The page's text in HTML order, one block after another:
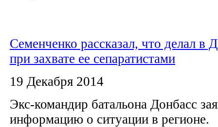
Семенченко рассказал, что делал в
при захвате ее сепаратистами
19 Декабря 2014
Экс-командир батальона Донбасс
информацию о ситуации в регионе.